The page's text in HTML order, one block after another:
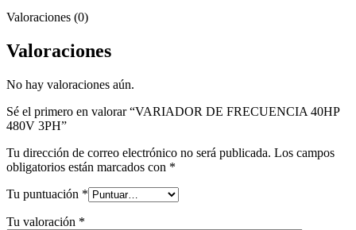
Valoraciones (0)
Valoraciones
No hay valoraciones aún.
Sé el primero en valorar “VARIADOR DE FRECUENCIA 40HP
480V 3PH”
Tu dirección de correo electrónico no será publicada. Los campos
obligatorios están marcados con *
Tu puntuación *
Tu valoración *